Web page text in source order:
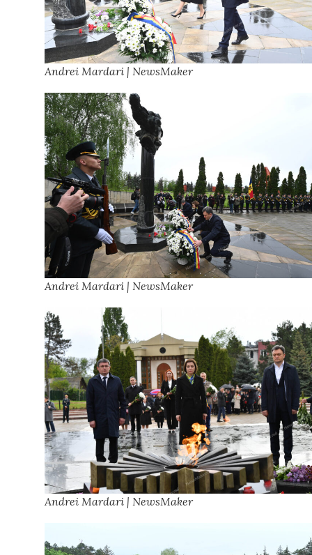
Andrei Mardari | NewsMaker
Andrei Mardari | NewsMaker
Andrei Mardari | NewsMaker